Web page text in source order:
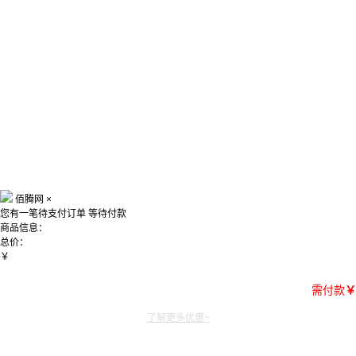
佰腾网 ×
您有一笔待支付订单 等待付款
商品信息：
总价：
￥
需付款￥
了解更多优惠~